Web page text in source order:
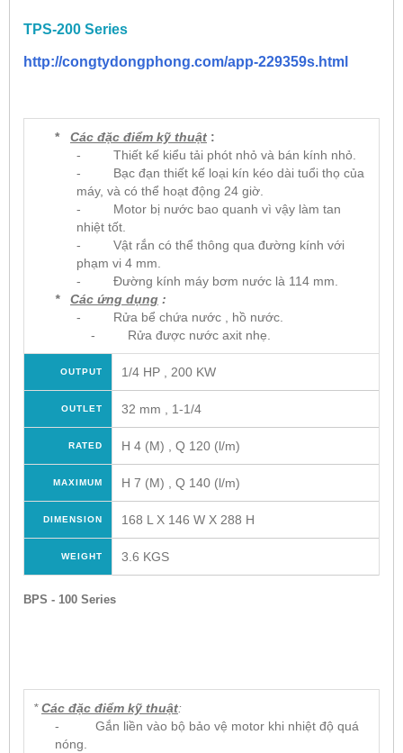
TPS-200 Series
http://congtydongphong.com/app-229359s.html
* Các đặc điểm kỹ thuật :
- Thiết kế kiểu tải phót nhỏ và bán kính nhỏ.
- Bạc đạn thiết kế loại kín kéo dài tuổi thọ của
máy, và có thể hoạt động 24 giờ.
- Motor bị nước bao quanh vì vậy làm tan
nhiệt tốt.
- Vật rắn có thể thông qua đường kính với
phạm vi 4 mm.
- Đường kính máy bơm nước là 114 mm.
* Các ứng dụng :
- Rửa bể chứa nước , hồ nước.
- Rửa được nước axit nhẹ.
OUTPUT 1/4 HP , 200 KW
OUTLET 32 mm , 1-1/4
RATED H 4 (M) , Q 120 (l/m)
MAXIMUM H 7 (M) , Q 140 (l/m)
DIMENSION 168 L X 146 W X 288 H
WEIGHT 3.6 KGS
BPS - 100 Series
*Các đặc điểm kỹ thuật:
- Gắn liền vào bộ bảo vệ motor khi nhiệt độ quá
nóng.